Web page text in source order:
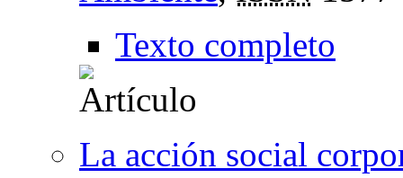
Texto completo
La acción social